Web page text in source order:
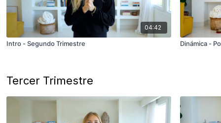
04:42
Intro - Segundo Trimestre Dinámica -
Tercer Trimestre